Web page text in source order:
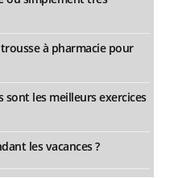
à pharmacie pour
les meilleurs exercices
les vacances ?